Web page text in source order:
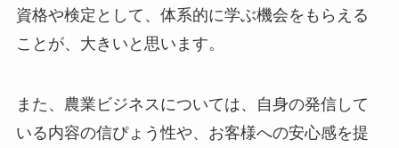
資格や検定として、体系的に学ぶ機会をもらえる
ことが、大きいと思います。
また、農業ビジネスについては、自身の発信して
いる内容の信ぴょう性や、お客様への安心感を提